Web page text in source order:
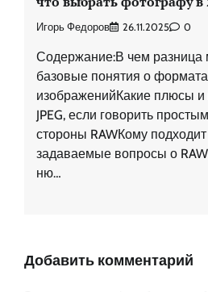
Игорь Федоров 26.11.2025 0
Содержание:В чем разница
базовые понятия о
изображенийКакие плюсы и
JPEG, если говорить
стороны RAWКому подходит
задаваемые вопросы о
ню…
Добавить комментарий